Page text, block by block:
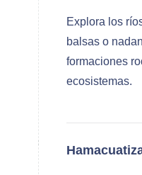
Explora los
balsas o
formaciones
ecosistemas.